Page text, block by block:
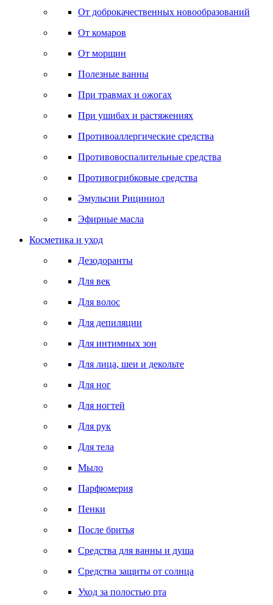
От доброкачественных новообразований
От комаров
От морщин
Полезные ванны
При травмах и ожогах
При ушибах и растяжениях
Противоаллергические средства
Противовоспалительные средства
Противогрибковые средства
Эмульсии Рициниол
Эфирные масла
Косметика и уход
Дезодоранты
Для век
Для волос
Для депиляции
Для интимных зон
Для лица, шеи и декольте
Для ног
Для ногтей
Для рук
Для тела
Мыло
Парфюмерия
Пенки
После бритья
Средства для ванны и душа
Средства защиты от солнца
Уход за полостью рта